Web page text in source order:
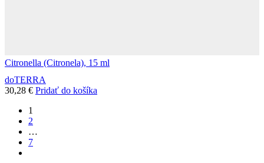
Citronella (Citronela), 15 ml
doTERRA
30,28 € Pridať do košíka
1
2
…
7